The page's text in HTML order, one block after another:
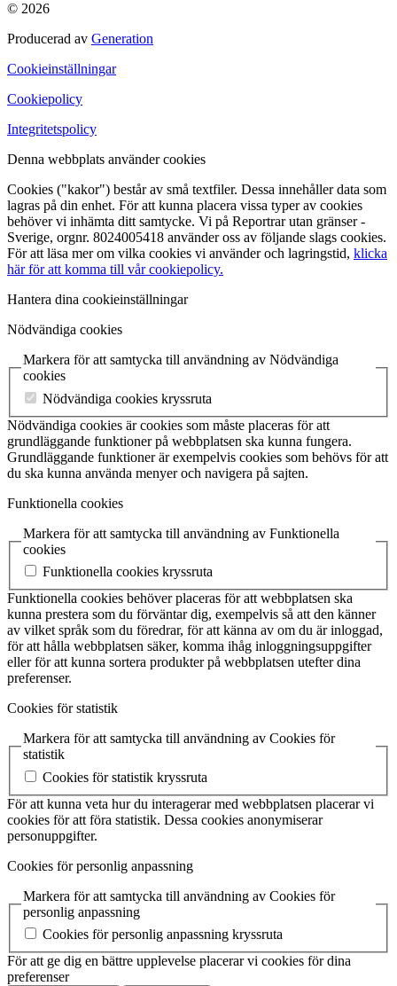
© 2026
Producerad av Generation
Cookieinställningar
Cookiepolicy
Integritetspolicy
Denna webbplats använder cookies
Cookies ("kakor") består av små textfiler. Dessa innehåller data som
lagras på din enhet. För att kunna placera vissa typer av cookies
behöver vi inhämta ditt samtycke. Vi på Reportrar utan gränser -
Sverige, orgnr. 8024005418 använder oss av följande slags cookies.
För att läsa mer om vilka cookies vi använder och lagringstid, klicka
här för att komma till vår cookiepolicy.
Hantera dina cookieinställningar
Nödvändiga cookies
Markera för att samtycka till användning av Nödvändiga
cookies
Nödvändiga cookies kryssruta
Nödvändiga cookies är cookies som måste placeras för att
grundläggande funktioner på webbplatsen ska kunna fungera.
Grundläggande funktioner är exempelvis cookies som behövs för att
du ska kunna använda menyer och navigera på sajten.
Funktionella cookies
Markera för att samtycka till användning av Funktionella
cookies
Funktionella cookies kryssruta
Funktionella cookies behöver placeras för att webbplatsen ska
kunna prestera som du förväntar dig, exempelvis så att den känner
av vilket språk som du föredrar, för att känna av om du är inloggad,
för att hålla webbplatsen säker, komma ihåg inloggningsuppgifter
eller för att kunna sortera produkter på webbplatsen utefter dina
preferenser.
Cookies för statistik
Markera för att samtycka till användning av Cookies för
statistik
Cookies för statistik kryssruta
För att kunna veta hur du interagerar med webbplatsen placerar vi
cookies för att föra statistik. Dessa cookies anonymiserar
personuppgifter.
Cookies för personlig anpassning
Markera för att samtycka till användning av Cookies för
personlig anpassning
Cookies för personlig anpassning kryssruta
För att ge dig en bättre upplevelse placerar vi cookies för dina
preferenser